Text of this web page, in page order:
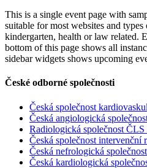
This is a single event page with
suitable for most websites and
kindergarten, health or law related.
bottom of this page shows all
sidebar widgets shows upcoming
České odborné společnosti
Česká společnost
Česká angiologická
Radiologická společnost ČLS
Česká společnost intervenční
Česká nefrologická společnost
Česká kardiologická